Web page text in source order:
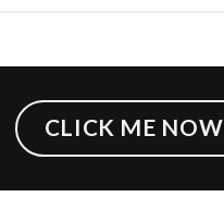
CLICK ME NOW